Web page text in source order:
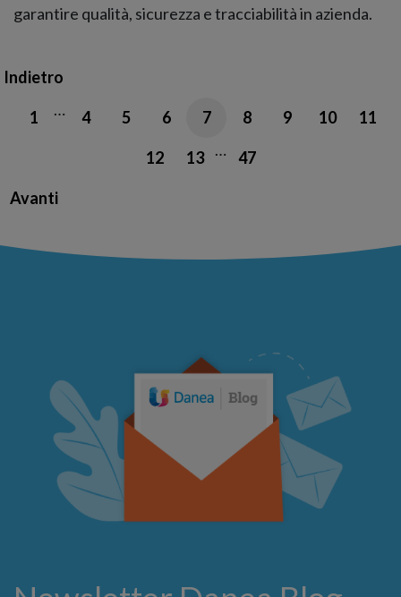
garantire qualità, sicurezza e tracciabilità in azienda.
Indietro
1 … 4 5 6 7 8 9 10 11
12 13 … 47
Avanti